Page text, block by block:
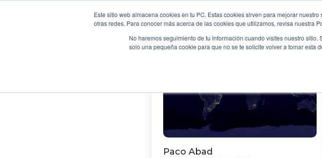
Este sitio web almacena cookies en tu PC. Estas cookies sirven para mejorar
otras redes. Para conocer más acerca de las cookies que utilizamos, revisa nuestra
No haremos seguimiento de tu información cuando visites nuestro
solo una pequeña cookie para que no se te solicite volver a tomar esta
Noticias deEmpresa y Sociedad
HOME B2B
evento sobre el futuro del mundo
Paco Abad